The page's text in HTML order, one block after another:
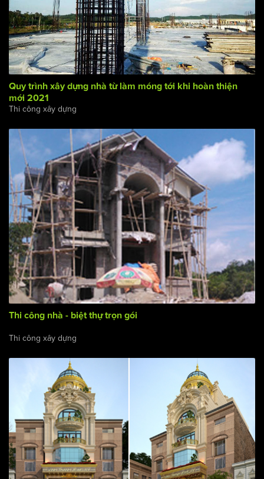
Quy trình xây dựng nhà từ làm móng tới khi hoàn thiện
mới 2021
Thi công xây dựng
Thi công nhà - biệt thự trọn gói
Thi công xây dựng